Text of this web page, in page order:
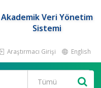
Akademik Veri Yönetim
Sistemi
Araştırmacı Girişi English